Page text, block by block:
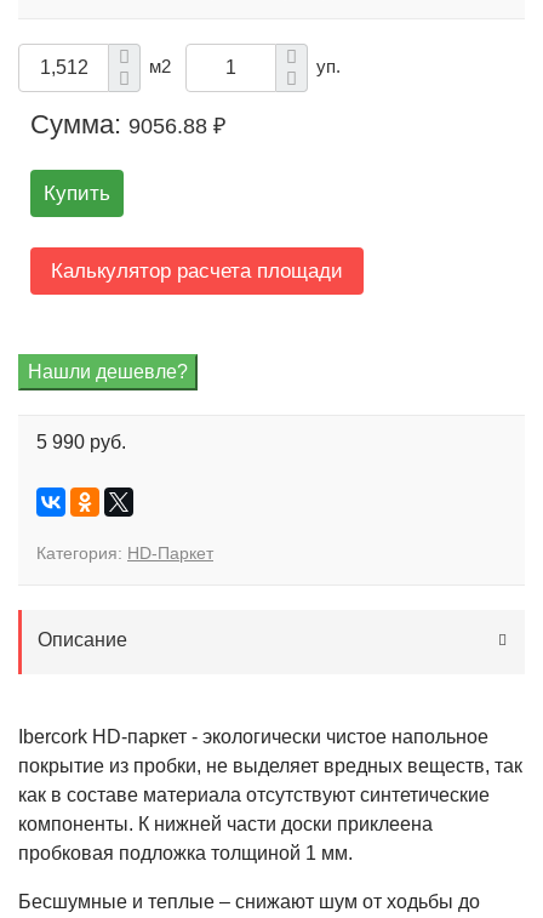
м2 уп.
Сумма: 9056.88 ₽
Купить
Калькулятор расчета площади
5 990 руб.
Категория: HD-Паркет
Описание
Ibercork HD-паркет - экологически чистое напольное
покрытие из пробки, не выделяет вредных веществ, так
как в составе материала отсутствуют синтетические
компоненты. К нижней части доски приклеена
пробковая подложка толщиной 1 мм.
Бесшумные и теплые – снижают шум от ходьбы до